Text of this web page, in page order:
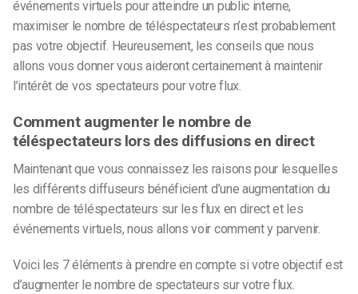
événements virtuels pour atteindre un public interne,
maximiser le nombre de téléspectateurs n’est probablement
pas votre objectif. Heureusement, les conseils que nous
allons vous donner vous aideront certainement à maintenir
l’intérêt de vos spectateurs pour votre flux.
Comment augmenter le nombre de
téléspectateurs lors des diffusions en direct
Maintenant que vous connaissez les raisons pour lesquelles
les différents diffuseurs bénéficient d’une augmentation du
nombre de téléspectateurs sur les flux en direct et les
événements virtuels, nous allons voir comment y parvenir.
Voici les 7 éléments à prendre en compte si votre objectif est
d’augmenter le nombre de spectateurs sur votre flux.